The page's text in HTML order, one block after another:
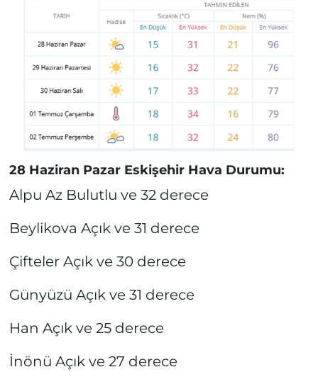
28 Haziran Pazar Eskişehir Hava Durumu:
Alpu Az Bulutlu ve 32 derece
Beylikova Açık ve 31 derece
Çifteler Açık ve 30 derece
Günyüzü Açık ve 31 derece
Han Açık ve 25 derece
İnönü Açık ve 27 derece